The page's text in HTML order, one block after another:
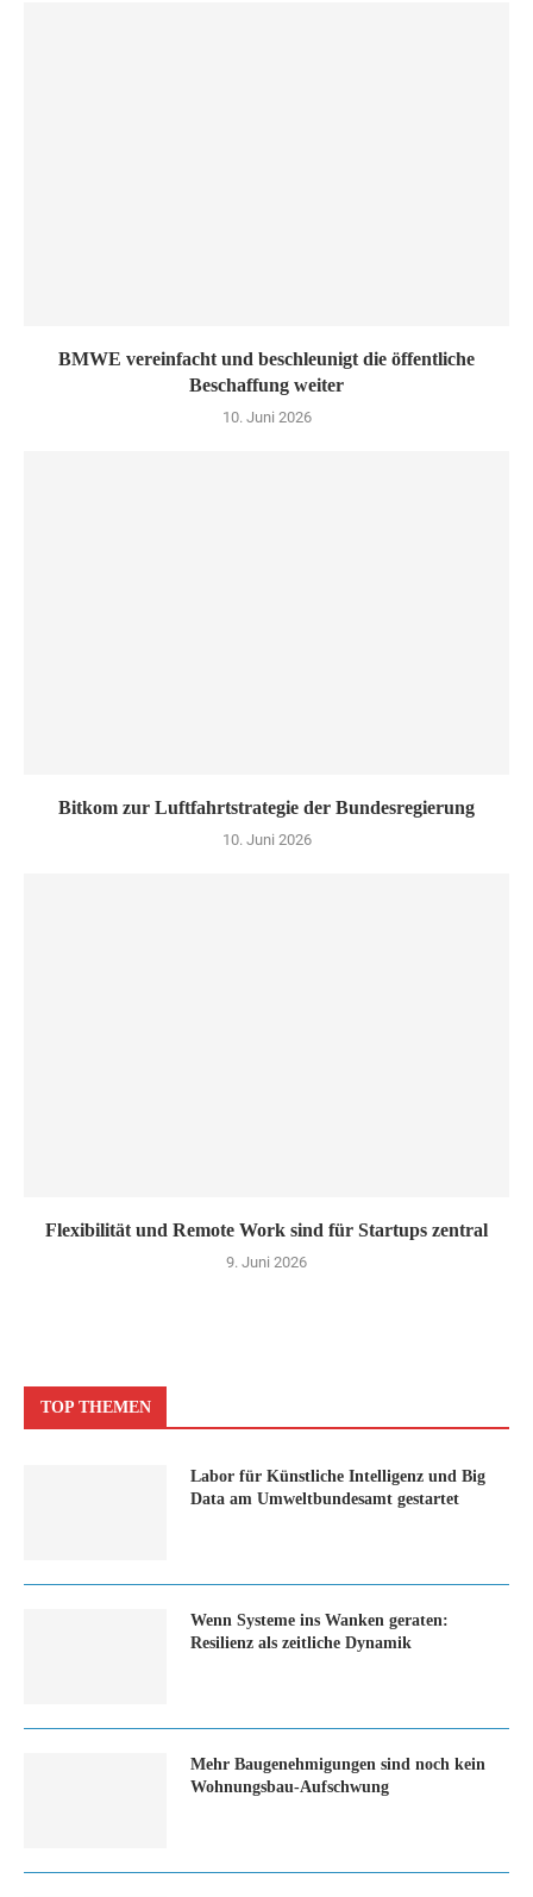
BMWE vereinfacht und beschleunigt die öffentliche
Beschaffung weiter
10. Juni 2026
Bitkom zur Luftfahrtstrategie der Bundesregierung
10. Juni 2026
Flexibilität und Remote Work sind für Startups zentral
9. Juni 2026
TOP THEMEN
Labor für Künstliche Intelligenz und Big
Data am Umweltbundesamt gestartet
Wenn Systeme ins Wanken geraten:
Resilienz als zeitliche Dynamik
Mehr Baugenehmigungen sind noch kein
Wohnungsbau-Aufschwung